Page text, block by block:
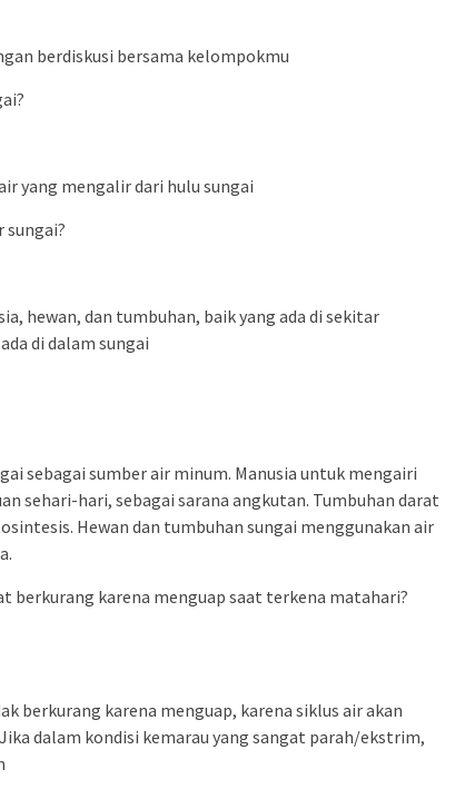
berdiskusi bersama kelompokmu
yang mengalir dari hulu sungai
sungai?
hewan, dan tumbuhan, baik yang ada di sekitar
di dalam sungai
sebagai sumber air minum. Manusia untuk mengairi
sehari-hari, sebagai sarana angkutan. Tumbuhan darat
Hewan dan tumbuhan sungai menggunakan air
berkurang karena menguap saat terkena matahari?
berkurang karena menguap, karena siklus air akan
dalam kondisi kemarau yang sangat parah/ekstrim,